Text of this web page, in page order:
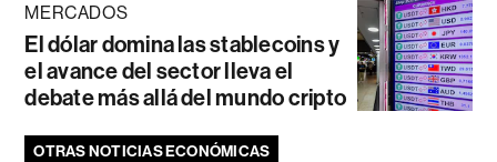
MERCADOS
El dólar domina las stablecoins y
el avance del sector lleva el
debate más allá del mundo cripto
OTRAS NOTICIAS ECONÓMICAS